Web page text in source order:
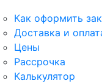
Как оформить
Доставка и
Цены
Рассрочка
Калькулятор